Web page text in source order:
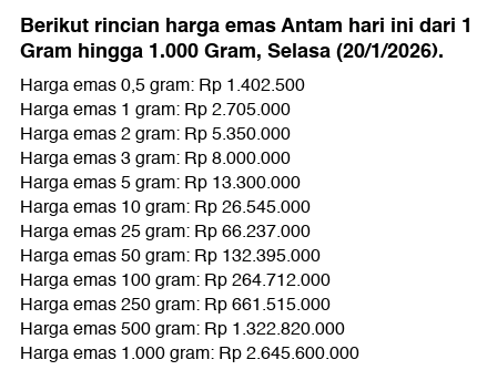
Berikut rincian harga emas Antam hari ini dari 1
Gram hingga 1.000 Gram, Selasa (20/1/2026).
Harga emas 0,5 gram: Rp 1.402.500
Harga emas 1 gram: Rp 2.705.000
Harga emas 2 gram: Rp 5.350.000
Harga emas 3 gram: Rp 8.000.000
Harga emas 5 gram: Rp 13.300.000
Harga emas 10 gram: Rp 26.545.000
Harga emas 25 gram: Rp 66.237.000
Harga emas 50 gram: Rp 132.395.000
Harga emas 100 gram: Rp 264.712.000
Harga emas 250 gram: Rp 661.515.000
Harga emas 500 gram: Rp 1.322.820.000
Harga emas 1.000 gram: Rp 2.645.600.000